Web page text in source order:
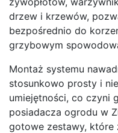
drzew i krzewów,
bezpośrednio do
grzybowym
Montaż systemu
stosunkowo prosty i
umiejętności, co czyni
posiadacza ogrodu w
gotowe zestawy, które